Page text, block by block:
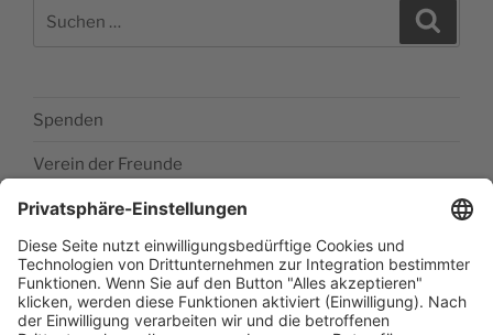
Spenden
Verein der Freunde
Impressum
Barrierefreiheitserklärung